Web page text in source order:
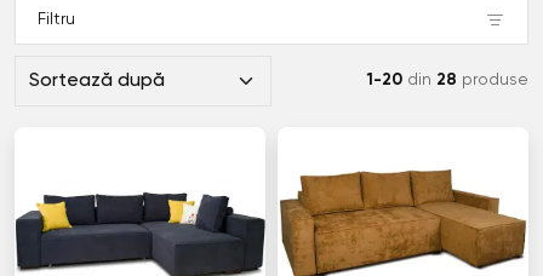
Filtru
1-20 din 28 produse